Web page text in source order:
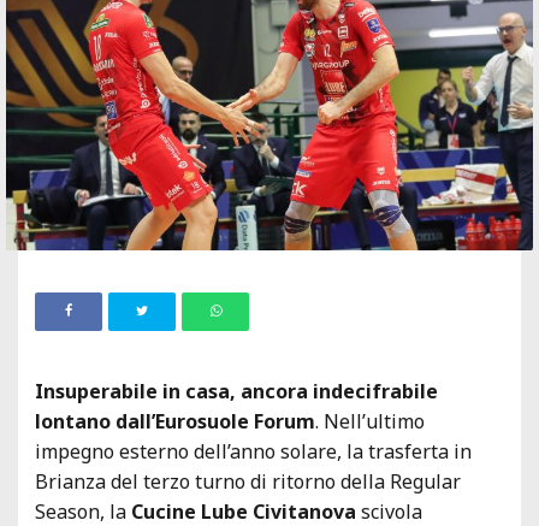
Insuperabile in casa, ancora indecifrabile
lontano dall’Eurosuole Forum. Nell’ultimo
impegno esterno dell’anno solare, la trasferta in
Brianza del terzo turno di ritorno della Regular
Season, la Cucine Lube Civitanova scivola